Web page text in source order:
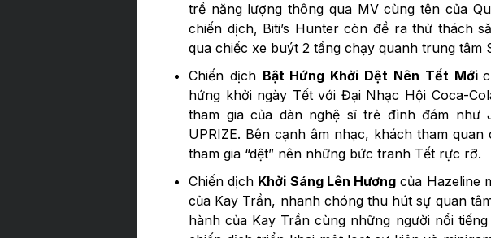
trề năng lượng thông qua MV cùng tên của
chiến dịch, Biti’s Hunter còn đề ra thử thách
qua chiếc xe buýt 2 tầng chạy quanh trung tâm
Chiến dịch Bật Hứng Khởi Dệt Nên Tết Mới
hứng khởi ngày Tết với Đại Nhạc Hội Coca-
tham gia của dàn nghệ sĩ trẻ đình đám như
UPRIZE. Bên cạnh âm nhạc, khách tham
tham gia “dệt” nên những bức tranh Tết rực rỡ.
Chiến dịch Khởi Sáng Lên Hương của Hazeline
của Kay Trần, nhanh chóng thu hút sự quan
hành của Kay Trần cùng những người nổi